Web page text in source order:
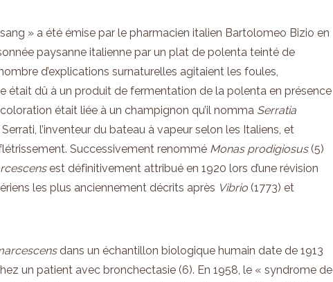
» a été émise par le pharmacien italien Bartolomeo Bizio en
paysanne italienne par un plat de polenta teinté de
d’explications surnaturelles agitaient les foules,
était dû à un produit de fermentation de la polenta en présence
était liée à un champignon qu’il nomma Serratia
l’inventeur du bateau à vapeur selon les Italiens, et
Successivement renommé Monas prodigiosus (5)
est définitivement attribué en 1920 lors d’une révision
les plus anciennement décrits après Vibrio (1773) et
dans un échantillon biologique humain date de 1913
un patient avec bronchectasie (6). En 1958, le « syndrome de